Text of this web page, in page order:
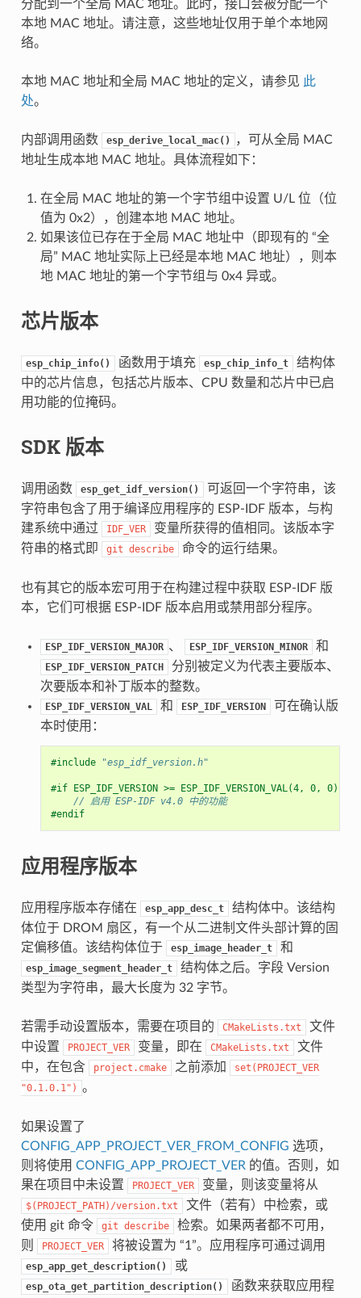
分配到一个全局 MAC 地址。此时，接口会被分配一个
本地 MAC 地址。请注意，这些地址仅用于单个本地网
络。
本地 MAC 地址和全局 MAC 地址的定义，请参见 此
处。
内部调用函数 esp_derive_local_mac()
，可从全局 MAC
地址生成本地 MAC 地址。具体流程如下：
在全局 MAC 地址的第一个字节组中设置 U/L 位（位
值为 0x2），创建本地 MAC 地址。
如果该位已存在于全局 MAC 地址中（即现有的 “全
局” MAC 地址实际上已经是本地 MAC 地址），则本
地 MAC 地址的第一个字节组与 0x4 异或。
芯片版本
esp_chip_info() 函数用于填充 esp_chip_info_t
结构体
中的芯片信息，包括芯片版本、CPU 数量和芯片中已启
用功能的位掩码。
SDK 版本
调用函数 esp_get_idf_version()
可返回一个字符串，该
字符串包含了用于编译应用程序的 ESP-IDF 版本，与构
建系统中通过
IDF_VER
变量所获得的值相同。该版本字
符串的格式即
git describe 命令的运行结果。
也有其它的版本宏可用于在构建过程中获取 ESP-IDF 版
本，它们可根据 ESP-IDF 版本启用或禁用部分程序。
ESP_IDF_VERSION_MAJOR 、 ESP_IDF_VERSION_MINOR 和
ESP_IDF_VERSION_PATCH
分别被定义为代表主要版本、
次要版本和补丁版本的整数。
ESP_IDF_VERSION_VAL 和 ESP_IDF_VERSION
可在确认版
本时使用：
#include "esp_idf_version.h"
#if ESP_IDF_VERSION >= ESP_IDF_VERSION_VAL(4, 0, 0)
// 启用 ESP-IDF v4.0 中的功能
#endif
应用程序版本
应用程序版本存储在 esp_app_desc_t
结构体中。该结构
体位于 DROM 扇区，有一个从二进制文件头部计算的固
定偏移值。该结构体位于
esp_image_header_t 和
esp_image_segment_header_t
结构体之后。字段 Version
类型为字符串，最大长度为 32 字节。
若需手动设置版本，需要在项目的 CMakeLists.txt
文件
中设置
PROJECT_VER 变量，即在 CMakeLists.txt
文件
中，在包含
project.cmake 之前添加
set(PROJECT_VER
"0.1.0.1") 。
如果设置了
CONFIG_APP_PROJECT_VER_FROM_CONFIG 选项，
则将使用 CONFIG_APP_PROJECT_VER 的值。否则，如
果在项目中未设置
PROJECT_VER 变量，则该变量将从
$(PROJECT_PATH)/version.txt
文件（若有）中检索，或
使用 git 命令
git describe
检索。如果两者都不可用，
则
PROJECT_VER 将被设置为 “1”。应用程序可通过调用
esp_app_get_description() 或
esp_ota_get_partition_description()
函数来获取应用程